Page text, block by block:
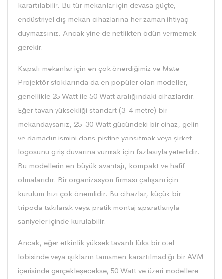
karartılabilir. Bu tür mekanlar için devasa güçte,
endüstriyel dış mekan cihazlarına her zaman ihtiyaç
duymazsınız. Ancak yine de netlikten ödün vermemek
gerekir.
Kapalı mekanlar için en çok önerdiğimiz ve Mate
Projektör stoklarında da en popüler olan modeller,
genellikle 25 Watt ile 50 Watt aralığındaki cihazlardır.
Eğer tavan yüksekliği standart (3-4 metre) bir
mekandaysanız, 25-30 Watt gücündeki bir cihaz, gelin
ve damadın ismini dans pistine yansıtmak veya şirket
logosunu giriş duvarına vurmak için fazlasıyla yeterlidir.
Bu modellerin en büyük avantajı, kompakt ve hafif
olmalarıdır. Bir organizasyon firması çalışanı için
kurulum hızı çok önemlidir. Bu cihazlar, küçük bir
tripoda takılarak veya pratik montaj aparatlarıyla
saniyeler içinde kurulabilir.
Ancak, eğer etkinlik yüksek tavanlı lüks bir otel
lobisinde veya ışıkların tamamen karartılmadığı bir AVM
içerisinde gerçekleşecekse, 50 Watt ve üzeri modellere